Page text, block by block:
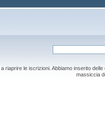
riaprire le iscrizioni. Abbiamo inserito
massiccia